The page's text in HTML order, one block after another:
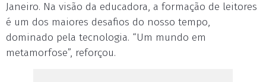
Janeiro. Na visão da educadora, a formação de leitores
é um dos maiores desafios do nosso tempo,
dominado pela tecnologia. “Um mundo em
metamorfose”, reforçou.